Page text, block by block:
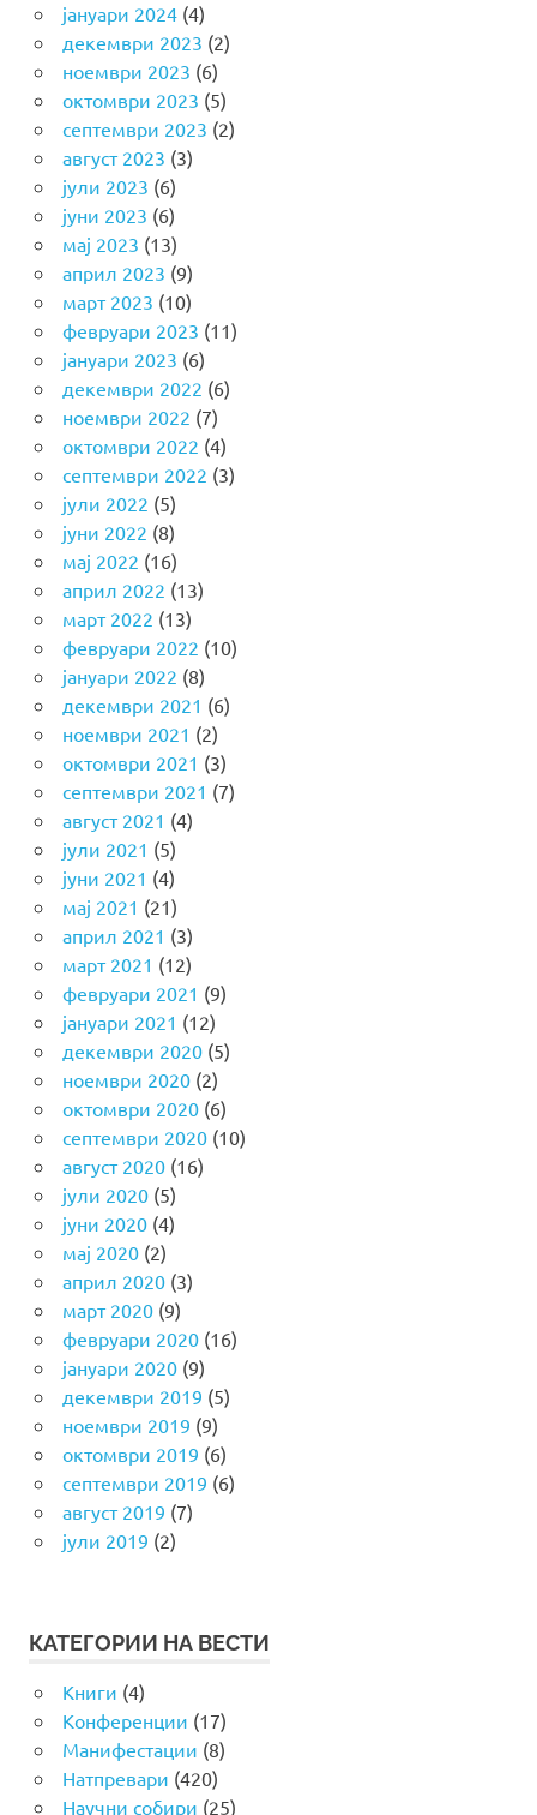
јануари 2024(4)
декември 2023 (2)
ноември 2023 (6)
октомври 2023 (5)
септември 2023 (2)
август 2023 (3)
јули 2023 (6)
јуни 2023 (6)
мај 2023 (13)
април 2023 (9)
март 2023 (10)
февруари 2023 (11)
јануари 2023 (6)
декември 2022 (6)
ноември 2022 (7)
октомври 2022 (4)
септември 2022 (3)
јули 2022 (5)
јуни 2022 (8)
мај 2022 (16)
април 2022 (13)
март 2022 (13)
февруари 2022 (10)
јануари 2022 (8)
декември 2021 (6)
ноември 2021 (2)
октомври 2021 (3)
септември 2021 (7)
август 2021 (4)
јули 2021 (5)
јуни 2021 (4)
мај 2021 (21)
април 2021 (3)
март 2021 (12)
февруари 2021 (9)
јануари 2021 (12)
декември 2020(5)
ноември 2020(2)
октомври 2020(6)
септември 2020(10)
август 2020(16)
јули 2020(5)
јуни 2020(4)
мај 2020(2)
април 2020(3)
март 2020(9)
февруари 2020(16)
јануари 2020(9)
декември 2019 (5)
ноември 2019 (9)
октомври 2019 (6)
септември 2019 (6)
август 2019 (7)
јули 2019 (2)
КАТЕГОРИИ НА ВЕСТИ
Книги (4)
Конференции (17)
Манифестации (8)
Натпревари (420)
Научни собири (25)